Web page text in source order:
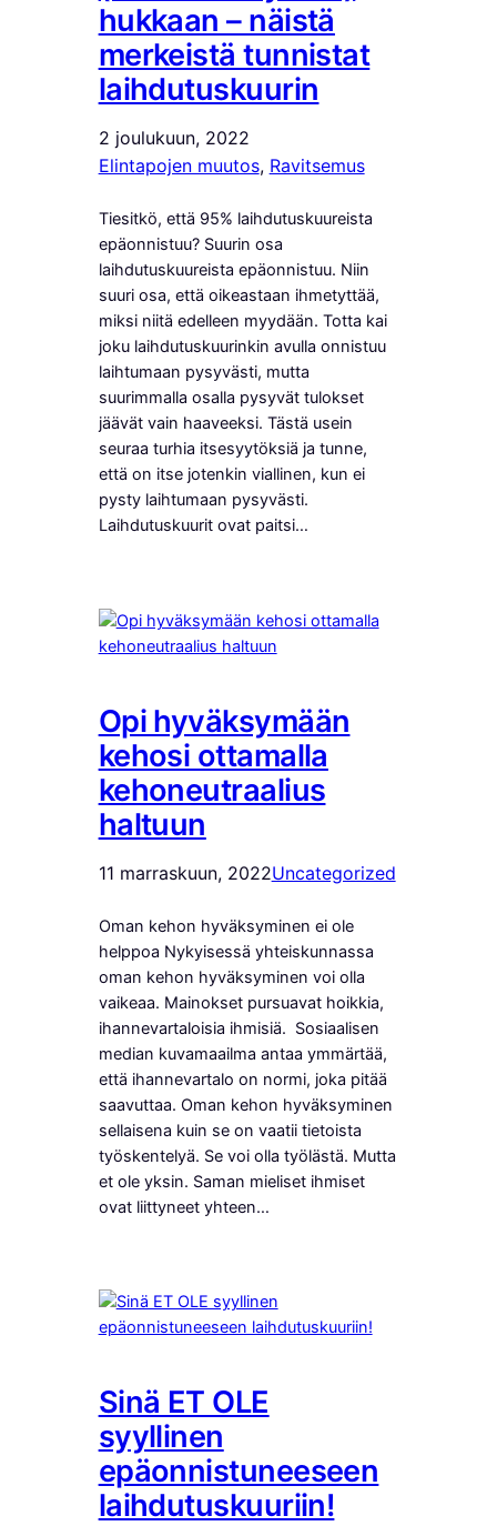
hukkaan – näistä
merkeistä tunnistat
laihdutuskuurin
2 joulukuun, 2022
Elintapojen muutos, Ravitsemus
Tiesitkö, että 95% laihdutuskuureista
epäonnistuu? Suurin osa
laihdutuskuureista epäonnistuu. Niin
suuri osa, että oikeastaan ihmetyttää,
miksi niitä edelleen myydään. Totta kai
joku laihdutuskuurinkin avulla onnistuu
laihtumaan pysyvästi, mutta
suurimmalla osalla pysyvät tulokset
jäävät vain haaveeksi. Tästä usein
seuraa turhia itsesyytöksiä ja tunne,
että on itse jotenkin viallinen, kun ei
pysty laihtumaan pysyvästi.
Laihdutuskuurit ovat paitsi…
Opi hyväksymään
kehosi ottamalla
kehoneutraalius
haltuun
11 marraskuun, 2022Uncategorized
Oman kehon hyväksyminen ei ole
helppoa Nykyisessä yhteiskunnassa
oman kehon hyväksyminen voi olla
vaikeaa. Mainokset pursuavat hoikkia,
ihannevartaloisia ihmisiä. Sosiaalisen
median kuvamaailma antaa ymmärtää,
että ihannevartalo on normi, joka pitää
saavuttaa. Oman kehon hyväksyminen
sellaisena kuin se on vaatii tietoista
työskentelyä. Se voi olla työlästä. Mutta
et ole yksin. Saman mieliset ihmiset
ovat liittyneet yhteen…
Sinä ET OLE
syyllinen
epäonnistuneeseen
laihdutuskuuriin!